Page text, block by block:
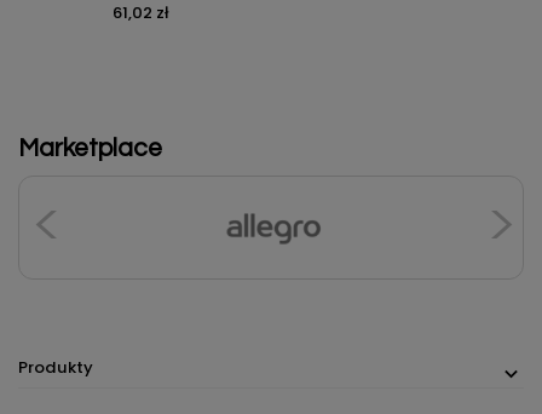
Cena
61,02 zł
Marketplace
Produkty